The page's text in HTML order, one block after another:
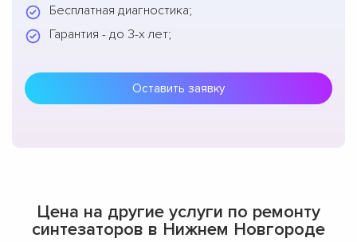
Бесплатная диагностика;
Гарантия - до 3-х лет;
Оставить заявку
Цена на другие услуги по ремонту
синтезаторов в Нижнем Новгороде